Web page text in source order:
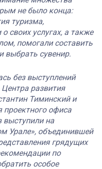
не было конца:
туризма,
своих услугах, а также
помогали составить
выбрать сувенир.
без выступлений
развития
Тиминскийи
проектного офиса
выступили на
Урале», объединившей
грядущих
по
особое